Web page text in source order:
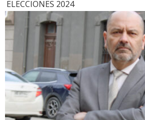
ELECCIONES 2024